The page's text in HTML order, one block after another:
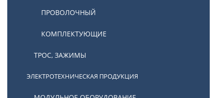
ПРОВОЛОЧНЫЙ
КОМПЛЕКТУЮЩИЕ
ТРОС, ЗАЖИМЫ
ЭЛЕКТРОТЕХНИЧЕСКАЯ ПРОДУКЦИЯ